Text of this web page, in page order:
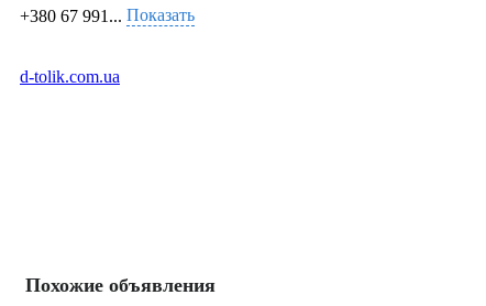
+380 67 991... Показать
d-tolik.com.ua
Похожие объявления